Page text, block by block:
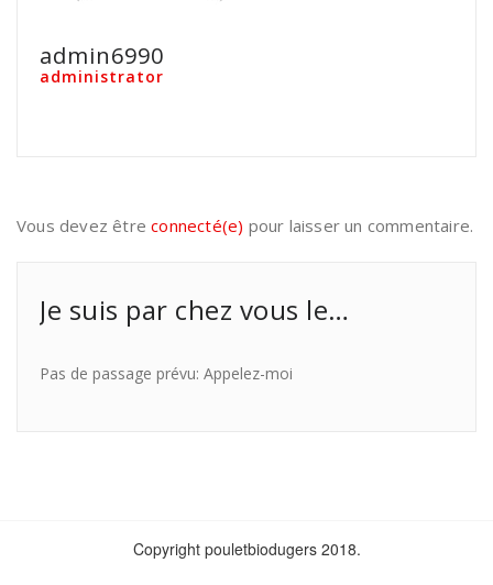
admin6990
administrator
Vous devez êtreconnecté(e) pour laisser un commentaire.
Je suis par chez vous le…
Pas de passage prévu: Appelez-moi
Copyright pouletbiodugers 2018.